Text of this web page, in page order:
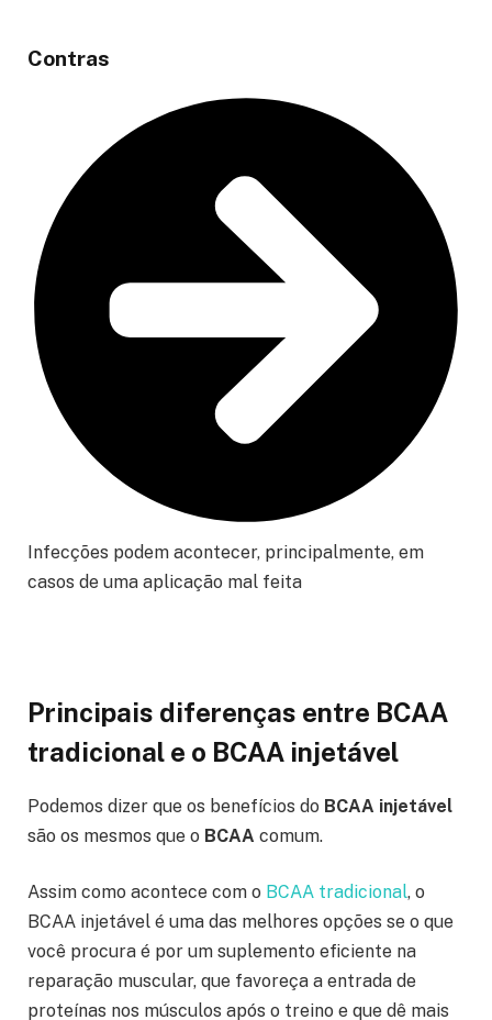
Contras
Infecções podem acontecer, principalmente, em
casos de uma aplicação mal feita
Principais diferenças entre BCAA
tradicional e o BCAA injetável
Podemos dizer que os benefícios do BCAA injetável
são os mesmos que o BCAA comum.
Assim como acontece com o BCAA tradicional, o
BCAA injetável é uma das melhores opções se o que
você procura é por um suplemento eficiente na
reparação muscular, que favoreça a entrada de
proteínas nos músculos após o treino e que dê mais